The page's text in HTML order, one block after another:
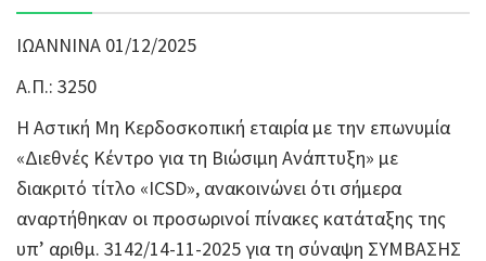
ΙΩΑΝΝΙΝΑ 01/12/2025
Α.Π.: 3250
Η Αστική Μη Κερδοσκοπική εταιρία με την επωνυμία
«Διεθνές Κέντρο για τη Βιώσιμη Ανάπτυξη» με
διακριτό τίτλο «ICSD», ανακοινώνει ότι σήμερα
αναρτήθηκαν οι προσωρινοί πίνακες κατάταξης της
υπ’ αριθμ. 3142/14-11-2025 για τη σύναψη ΣΥΜΒΑΣΗΣ